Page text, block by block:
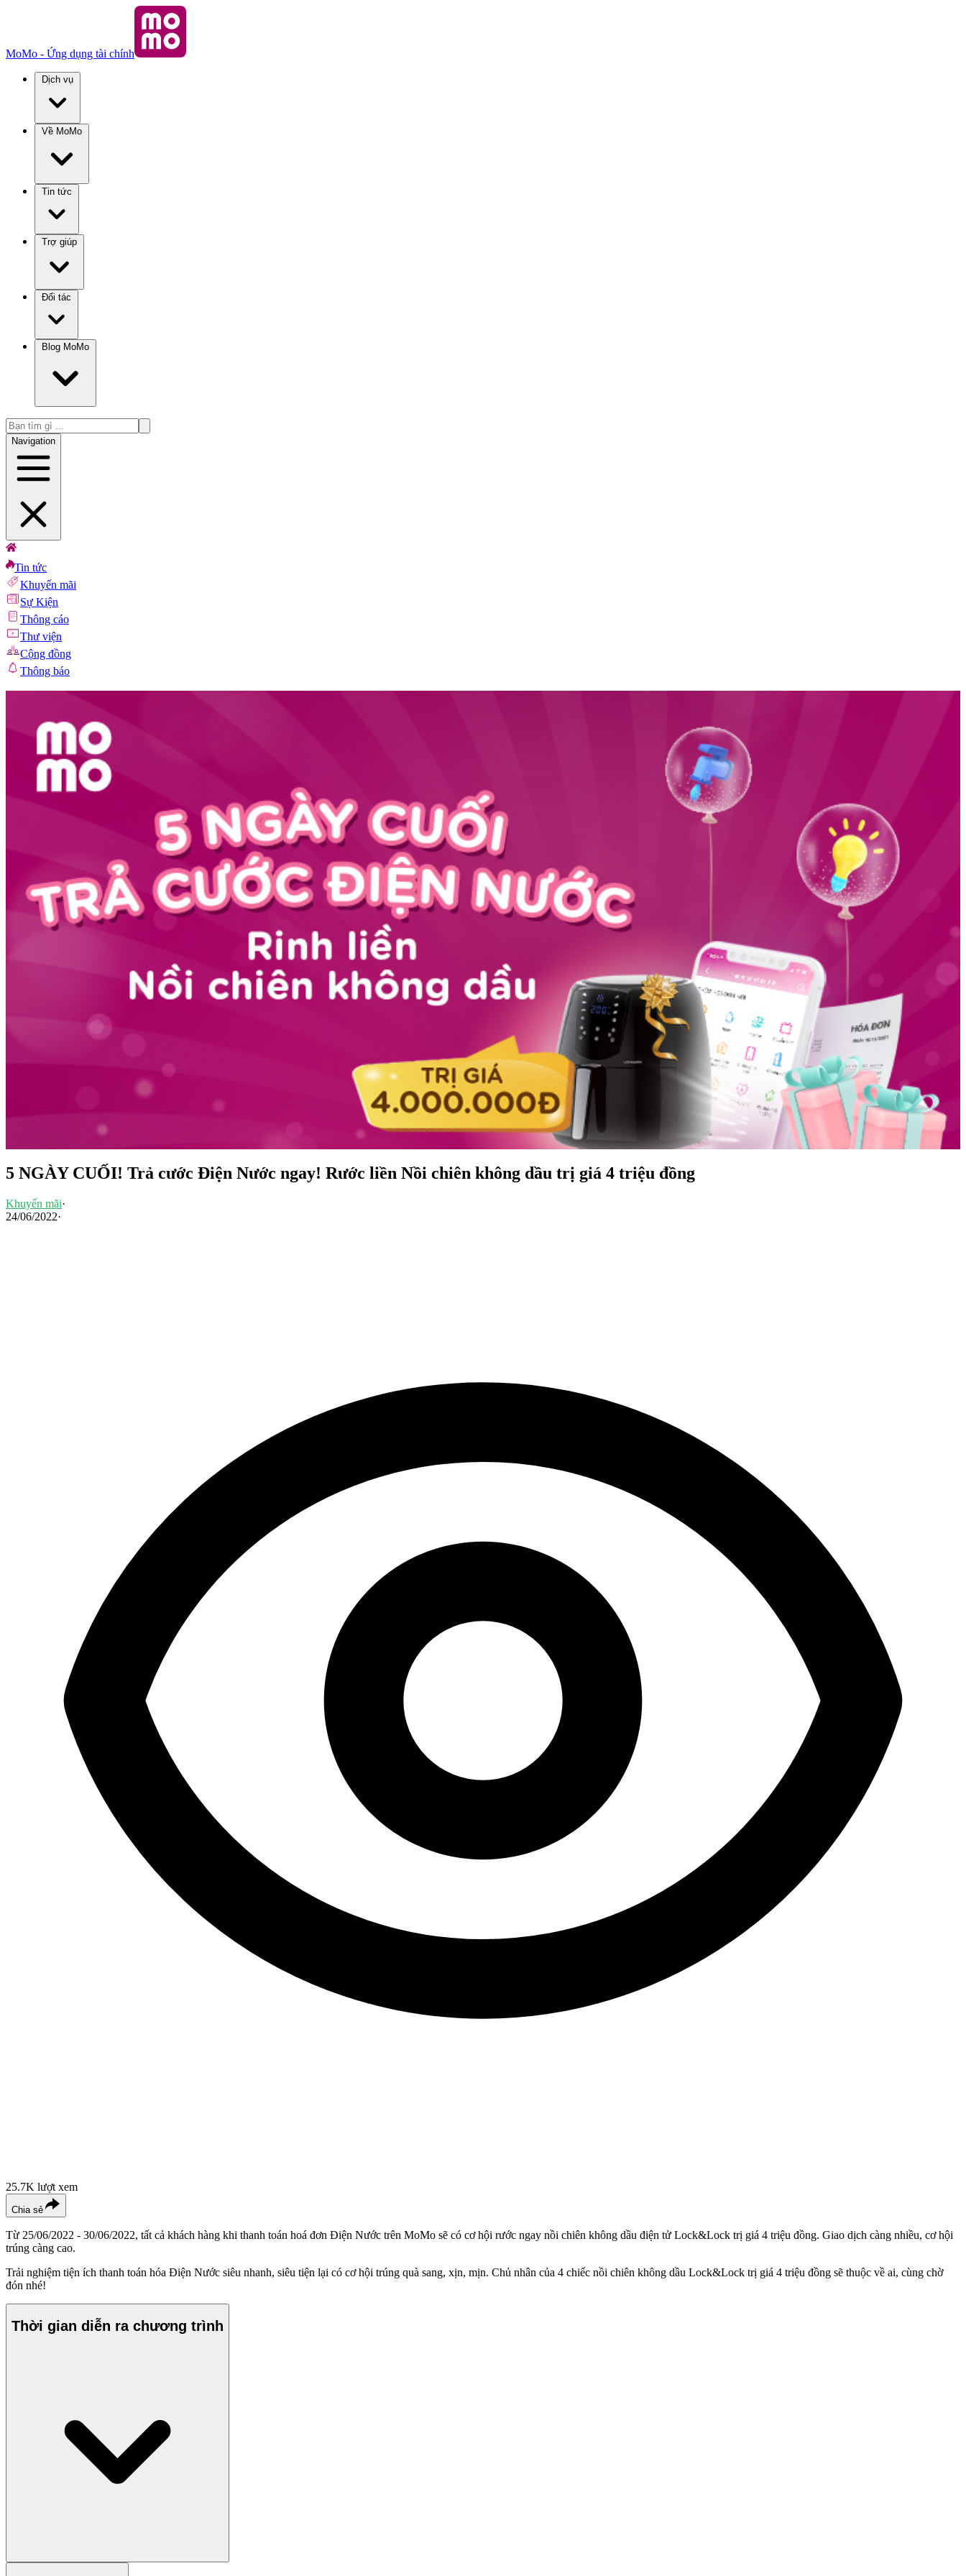
MoMo - Ứng dụng tài chính
Dịch vụ
Về MoMo
Tin tức
Trợ giúp
Đối tác
Blog MoMo
Navigation
Tin tức
Khuyến mãi
Sự Kiện
Thông cáo
Thư viện
Cộng đồng
Thông báo
5 NGÀY CUỐI! Trả cước Điện Nước ngay! Rước liền Nồi chiên không dầu trị giá 4 triệu đồng
Khuyến mãi·
24/06/2022·
25.7K lượt xem
Chia sẻ
Từ 25/06/2022 - 30/06/2022, tất cả khách hàng khi thanh toán hoá đơn Điện Nước trên MoMo sẽ có cơ hội rước ngay nồi chiên không dầu điện tử Lock&Lock trị giá 4 triệu đồng. Giao dịch càng nhiều, cơ hội
trúng càng cao.
Trải nghiệm tiện ích thanh toán hóa Điện Nước siêu nhanh, siêu tiện lại có cơ hội trúng quà sang, xịn, mịn. Chủ nhân của 4 chiếc nồi chiên không dầu Lock&Lock trị giá 4 triệu đồng sẽ thuộc về ai, cùng chờ
đón nhé!
Thời gian diễn ra chương trình